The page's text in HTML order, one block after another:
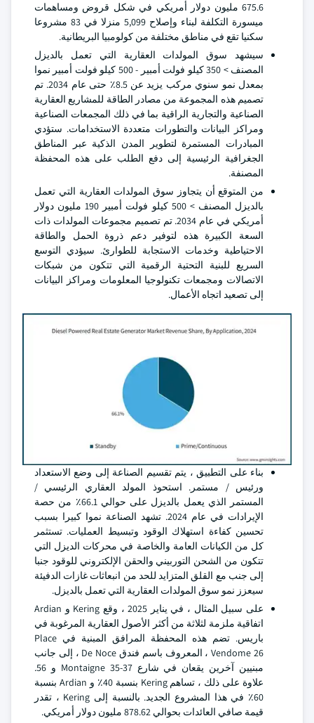
675.6 مليون دولار أمريكي في شكل قروض ومساهمات
ميسورة التكلفة لبناء وإصلاح 5,099 منزلا في 83 مشروعا
سكنيا تقع في مناطق مختلفة من كولومبيا البريطانية.
سيشهد سوق المولدات العقارية التي تعمل بالديزل
المصنف > 350 كيلو فولت أمبير - 500 كيلو فولت أمبير نموا
بمعدل نمو سنوي مركب يزيد عن 8.5٪ حتى عام 2034. تم
تصميم هذه المجموعة من مصادر الطاقة للمشاريع العقارية
الصناعية والتجارية الراقية بما في ذلك المجمعات الصناعية
ومراكز البيانات والتطورات متعددة الاستخدامات. ستؤدي
المبادرات المستمرة لتطوير المدن الذكية عبر المناطق
الجغرافية الرئيسية إلى دفع الطلب على هذه المحفظة
المصنفة.
من المتوقع أن يتجاوز سوق المولدات العقارية التي تعمل
بالديزل المصنف > 500 كيلو فولت أمبير 190 مليون دولار
أمريكي في عام 2034. تم تصميم مجموعات المولدات ذات
السعة الكبيرة هذه لتوفير دعم ذروة الحمل والطاقة
الاحتياطية وخدمات الاستجابة للطوارئ. سيؤدي التوسع
السريع للبنية التحتية الرقمية التي تتكون من شبكات
الاتصالات ومجمعات تكنولوجيا المعلومات ومراكز البيانات
إلى تصعيد اتجاه الأعمال.
بناء على التطبيق ، يتم تقسيم الصناعة إلى وضع الاستعداد
ورئيس / مستمر. استحوذ المولد العقاري الرئيسي /
المستمر الذي يعمل بالديزل على حوالي 66.1٪ من حصة
الإيرادات في عام 2024. تشهد الصناعة نموا كبيرا بسبب
تحسين كفاءة استهلاك الوقود وتبسيط العمليات. تستثمر
كل من الكيانات العامة والخاصة في محركات الديزل التي
تتكون من الشحن التوربيني والحقن الإلكتروني للوقود جنبا
إلى جنب مع القلق المتزايد للحد من انبعاثات غازات الدفيئة
سيعزز نمو سوق المولدات العقارية التي تعمل بالديزل.
على سبيل المثال ، في يناير 2025 ، وقع Kering و Ardian
اتفاقية ملزمة لثلاثة من أكثر الأصول العقارية المرغوبة في
باريس. تضم هذه المحفظة المرافق المبنية في Place
Vendome 26 ، المعروف باسم فندق De Noce ، إلى جانب
مبنيين آخرين يقعان في شارع Montaigne 35-37 و 56.
علاوة على ذلك ، تساهم Kering بنسبة 40٪ و Ardian بنسبة
60٪ في هذا المشروع الجديد. بالنسبة إلى Kering ، تقدر
قيمة صافي العائدات بحوالي 878.62 مليون دولار أمريكي.